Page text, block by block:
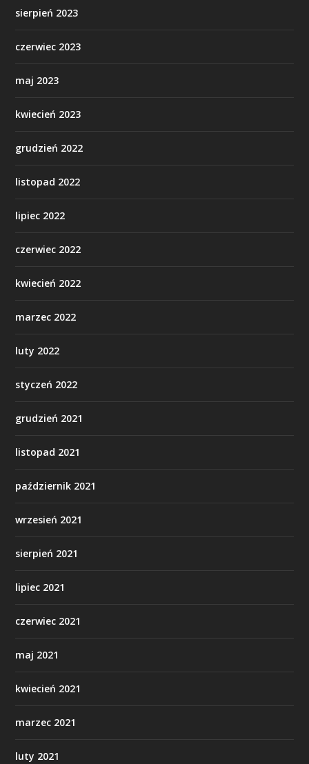
sierpień 2023
czerwiec 2023
maj 2023
kwiecień 2023
grudzień 2022
listopad 2022
lipiec 2022
czerwiec 2022
kwiecień 2022
marzec 2022
luty 2022
styczeń 2022
grudzień 2021
listopad 2021
październik 2021
wrzesień 2021
sierpień 2021
lipiec 2021
czerwiec 2021
maj 2021
kwiecień 2021
marzec 2021
luty 2021